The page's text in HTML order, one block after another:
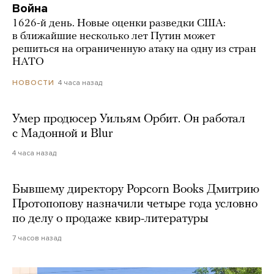
Война
1626-й день. Новые оценки разведки США:
в ближайшие несколько лет Путин может
решиться на ограниченную атаку на одну из стран
НАТО
НОВОСТИ 4 часа назад
Умер продюсер Уильям Орбит. Он работал
с Мадонной и Blur
4 часа назад
Бывшему директору Popcorn Books Дмитрию
Протопопову назначили четыре года условно
по делу о продаже квир-литературы
7 часов назад